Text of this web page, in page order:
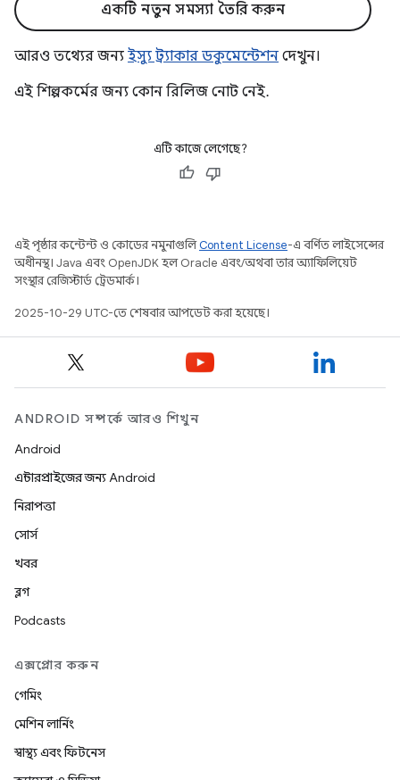
একটি নতুন সমস্যা তৈরি করুন
আরও তথ্যের জন্য ইস্যু ট্র্যাকার ডকুমেন্টেশন দেখুন।
এই শিল্পকর্মের জন্য কোন রিলিজ নোট নেই.
এটি কাজে লেগেছে?
এই পৃষ্ঠার কন্টেন্ট ও কোডের নমুনাগুলিContent License-এ বর্ণিত লাইসেন্সের
অধীনস্থ। Java এবং OpenJDK হল Oracle এবং/অথবা তার অ্যাফিলিয়েট
সংস্থার রেজিস্টার্ড ট্রেডমার্ক।
2025-10-29 UTC-তে শেষবার আপডেট করা হয়েছে।
ANDROID সম্পর্কে আরও শিখুন
Android
এন্টারপ্রাইজের জন্য Android
নিরাপত্তা
সোর্স
খবর
ব্লগ
Podcasts
এক্সপ্লোর করুন
গেমিং
মেশিন লার্নিং
স্বাস্থ্য এবং ফিটনেস